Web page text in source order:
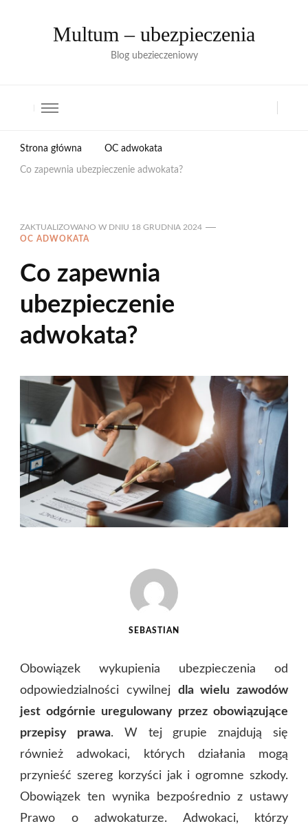
Multum – ubezpieczenia
Blog ubezieczeniowy
Strona główna OC adwokata
Co zapewnia ubezpieczenie adwokata?
ZAKTUALIZOWANO W DNIU 18 GRUDNIA 2024
OC ADWOKATA
Co zapewnia
ubezpieczenie
adwokata?
SEBASTIAN
Obowiązek wykupienia ubezpieczenia od
odpowiedzialności cywilnej dla wielu zawodów
jest odgórnie uregulowany przez obowiązujące
przepisy prawa. W tej grupie znajdują się
również adwokaci, których działania mogą
przynieść szereg korzyści jak i ogromne szkody.
Obowiązek ten wynika bezpośrednio z ustawy
Prawo o adwokaturze. Adwokaci, którzy